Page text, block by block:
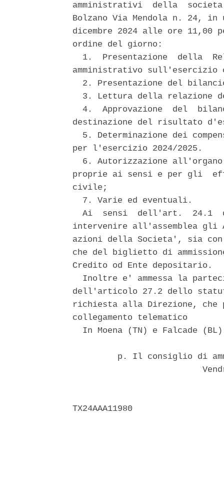
amministrativi  della
Bolzano Via Mendola n. 24,
dicembre 2024 alle ore 11,00
ordine del giorno:
1.  Presentazione  della
amministrativo sull'esercizio
2. Presentazione del
3. Lettura della relazione
4.  Approvazione  del
destinazione del risultato
5. Determinazione dei
per l'esercizio 2024/2025.
6. Autorizzazione
proprie ai sensi e per gli
civile;
  7. Varie ed eventuali.
Ai  sensi  dell'art.  24.1
intervenire all'assemblea gli
azioni della Societa', sia
che del biglietto di
Credito od Ente depositario.
Inoltre e' ammessa la
dell'articolo 27.2 dello
richiesta alla Direzione, che
collegamento telematico
In Moena (TN) e Falcade
p. Il consiglio di